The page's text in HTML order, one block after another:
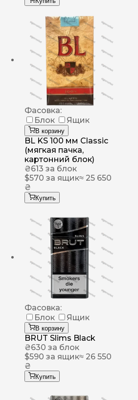
Фасовка:
Блок
Ящик
В корзину
BL KS 100 мм Classic
(мягкая пачка,
картонний блок)
₴613 за блок
$570 за ящик≈ 25 650
₴
Купить
Фасовка:
Блок
Ящик
В корзину
BRUT Slims Black
₴630 за блок
$590 за ящик≈ 26 550
₴
Купить